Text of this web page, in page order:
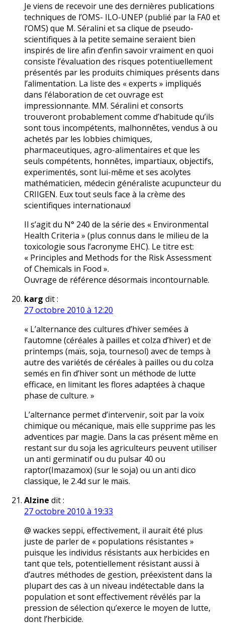
Je viens de recevoir une des dernières publications
techniques de l’OMS- ILO-UNEP (publié par la FA0 et
l’OMS) que M. Séralini et sa clique de pseudo-
scientifiques à la petite semaine seraient bien
inspirés de lire afin d’enfin savoir vraiment en quoi
consiste l’évaluation des risques potentiuellement
présentés par les produits chimiques présents dans
l’alimentation. La liste des « experts » impliqués
dans l’élaboration de cet ouvrage est
impressionnante. MM. Séralini et consorts
trouveront probablement comme d’habitude qu’ils
sont tous incompétents, malhonnêtes, vendus à ou
achetés par les lobbies chimiques,
pharmaceutiques, agro-alimentaires et que les
seuls compétents, honnêtes, impartiaux, objectifs,
experimentés, sont lui-même et ses acolytes
mathématicien, médecin généraliste acupuncteur du
CRIIGEN. Eux tout seuls face à la crème des
scientifiques internationaux!
Il s’agit du N° 240 de la série des « Environmental
Health Criteria » (plus connus dans le milieu de la
toxicologie sous l’acronyme EHC). Le titre est:
« Principles and Methods for the Risk Assessment
of Chemicals in Food ».
Ouvrage de référence désormais incontournable.
karg dit :
27 octobre 2010 à 12:20
« L’alternance des cultures d’hiver semées à
l’automne (céréales à pailles et colza d’hiver) et de
printemps (maïs, soja, tournesol) avec de temps à
autre des variétés de céréales à pailles ou du colza
semés en fin d’hiver sont un méthode de lutte
efficace, en limitant les flores adaptées à chaque
phase de culture. »
L’alternance permet d’intervenir, soit par la voix
chimique ou mécanique, mais elle supprime pas les
adventices par magie. Dans la cas présent même en
restant sur du soja les agriculteurs peuvent utiliser
un anti germinatif ou du pulsar 40 ou
raptor(Imazamox) (sur le soja) ou un anti dico
classique, le 2.4d sur le maïs.
Alzine dit :
27 octobre 2010 à 19:33
@ wackes seppi, effectivement, il aurait été plus
juste de parler de « populations résistantes »
puisque les individus résistants aux herbicides en
tant que tels, potentiellement résistant aussi à
d’autres méthodes de gestion, préexistent dans la
plupart des cas à un niveau indétectable dans la
population et sont effectivement révélés par la
pression de sélection qu’exerce le moyen de lutte,
dont l’herbicide.